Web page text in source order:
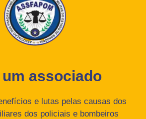
um associado
e lutas pelas causas dos
dos policiais e bombeiros